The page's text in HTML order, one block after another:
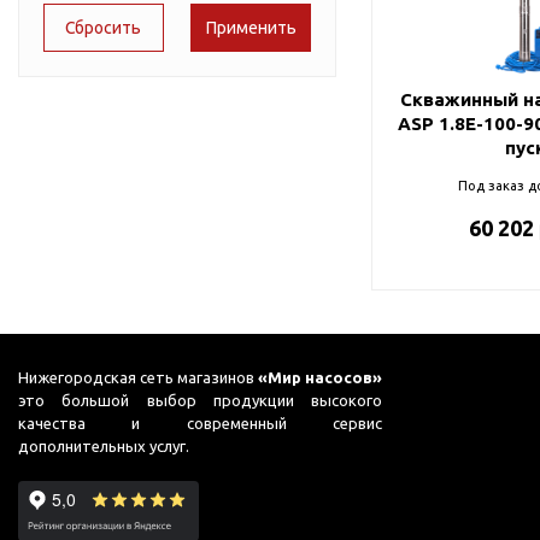
Насосы для перекачки
Подшипники
Джилекс
65
99
Скважинный
ASP 1.8E-100-
Под заказ
60 202
Нижегородская сеть магазинов«Мир насосов»
это большой выбор продукции высокого
качества и современный сервис
дополнительных услуг.